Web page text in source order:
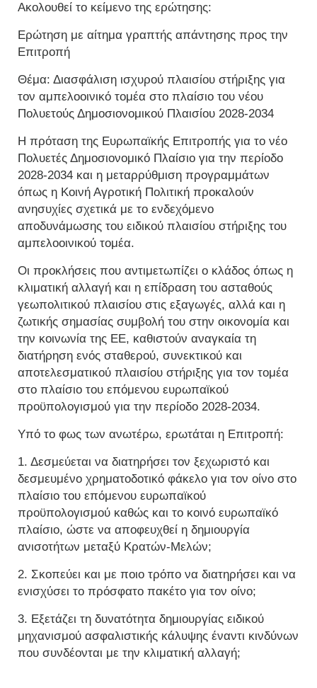
Ακολουθεί το κείμενο της ερώτησης:
Ερώτηση με αίτημα γραπτής απάντησης προς την
Επιτροπή
Θέμα: Διασφάλιση ισχυρού πλαισίου στήριξης για
τον αμπελοοινικό τομέα στο πλαίσιο του νέου
Πολυετούς Δημοσιονομικού Πλαισίου 2028-2034
H πρόταση της Ευρωπαϊκής Επιτροπής για το νέο
Πολυετές Δημοσιονομικό Πλαίσιο για την περίοδο
2028-2034 και η μεταρρύθμιση προγραμμάτων
όπως η Κοινή Αγροτική Πολιτική προκαλούν
ανησυχίες σχετικά με το ενδεχόμενο
αποδυνάμωσης του ειδικού πλαισίου στήριξης του
αμπελοοινικού τομέα.
Οι προκλήσεις που αντιμετωπίζει ο κλάδος όπως η
κλιματική αλλαγή και η επίδραση του ασταθούς
γεωπολιτικού πλαισίου στις εξαγωγές, αλλά και η
ζωτικής σημασίας συμβολή του στην οικονομία και
την κοινωνία της ΕΕ, καθιστούν αναγκαία τη
διατήρηση ενός σταθερού, συνεκτικού και
αποτελεσματικού πλαισίου στήριξης για τον τομέα
στο πλαίσιο του επόμενου ευρωπαϊκού
προϋπολογισμού για την περίοδο 2028-2034.
Υπό το φως των ανωτέρω, ερωτάται η Επιτροπή:
1. Δεσμεύεται να διατηρήσει τον ξεχωριστό και
δεσμευμένο χρηματοδοτικό φάκελο για τον οίνο στο
πλαίσιο του επόμενου ευρωπαϊκού
προϋπολογισμού καθώς και το κοινό ευρωπαϊκό
πλαίσιο, ώστε να αποφευχθεί η δημιουργία
ανισοτήτων μεταξύ Κρατών-Μελών;
2. Σκοπεύει και με ποιο τρόπο να διατηρήσει και να
ενισχύσει το πρόσφατο πακέτο για τον οίνο;
3. Εξετάζει τη δυνατότητα δημιουργίας ειδικού
μηχανισμού ασφαλιστικής κάλυψης έναντι κινδύνων
που συνδέονται με την κλιματική αλλαγή;